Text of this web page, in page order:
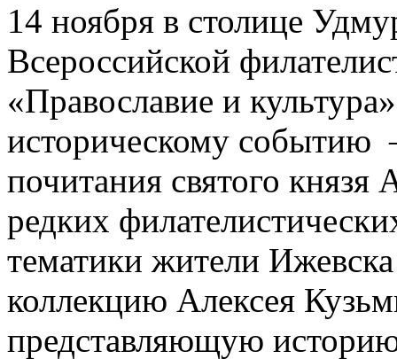
14 ноября в столице
Всероссийской
«Православие и
историческому событию
почитания святого князя
редких
тематики жители
коллекцию Алексея
представляющую историю